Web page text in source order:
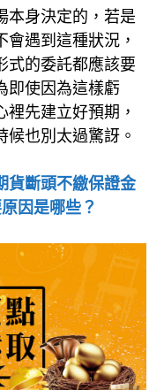
本身決定的，若是
遇到這種狀況，
式的委託都應該要
即使因為這樣虧
先建立好預期，
也別太過驚訝。
貨斷頭不繳保證金
因是哪些？